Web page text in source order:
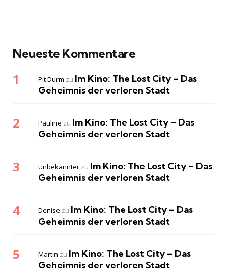
Neueste Kommentare
Pit Durm zu Im Kino: The Lost City – Das
Geheimnis der verloren Stadt
Pauline zu Im Kino: The Lost City – Das
Geheimnis der verloren Stadt
Unbekannter zu Im Kino: The Lost City – Das
Geheimnis der verloren Stadt
Denise zu Im Kino: The Lost City – Das
Geheimnis der verloren Stadt
Martin zu Im Kino: The Lost City – Das
Geheimnis der verloren Stadt